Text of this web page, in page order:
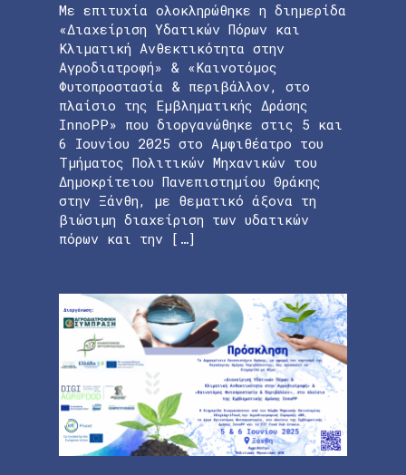
Με επιτυχία ολοκληρώθηκε η διημερίδα
«Διαχείριση Υδατικών Πόρων και
Κλιματική Ανθεκτικότητα στην
Αγροδιατροφή» & «Καινοτόμος
Φυτοπροστασία & περιβάλλον, στο
πλαίσιο της Εμβληματικής Δράσης
InnoPP» που διοργανώθηκε στις 5 και
6 Ιουνίου 2025 στο Αμφιθέατρο του
Τμήματος Πολιτικών Μηχανικών του
Δημοκρίτειου Πανεπιστημίου Θράκης
στην Ξάνθη, με θεματικό άξονα τη
βιώσιμη διαχείριση των υδατικών
πόρων και την […]